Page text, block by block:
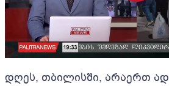
დღეს, თბილისში, არაერთ